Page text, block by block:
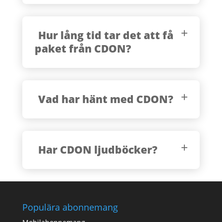
Hur lång tid tar det att få
paket från CDON?
Vad har hänt med CDON?
Har CDON ljudböcker?
Populära abonnemang